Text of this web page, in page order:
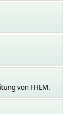
von FHEM.